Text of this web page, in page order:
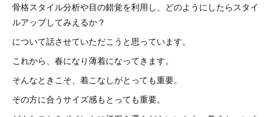
骨格スタイル分析や目の錯覚を利用し、どのようにしたらスタイ
ルアップしてみえるか？
について話させていただこうと思っています。
これから、春になり薄着になってきます。
そんなときこそ、着こなしがとっても重要。
その方に合うサイズ感もとっても重要。